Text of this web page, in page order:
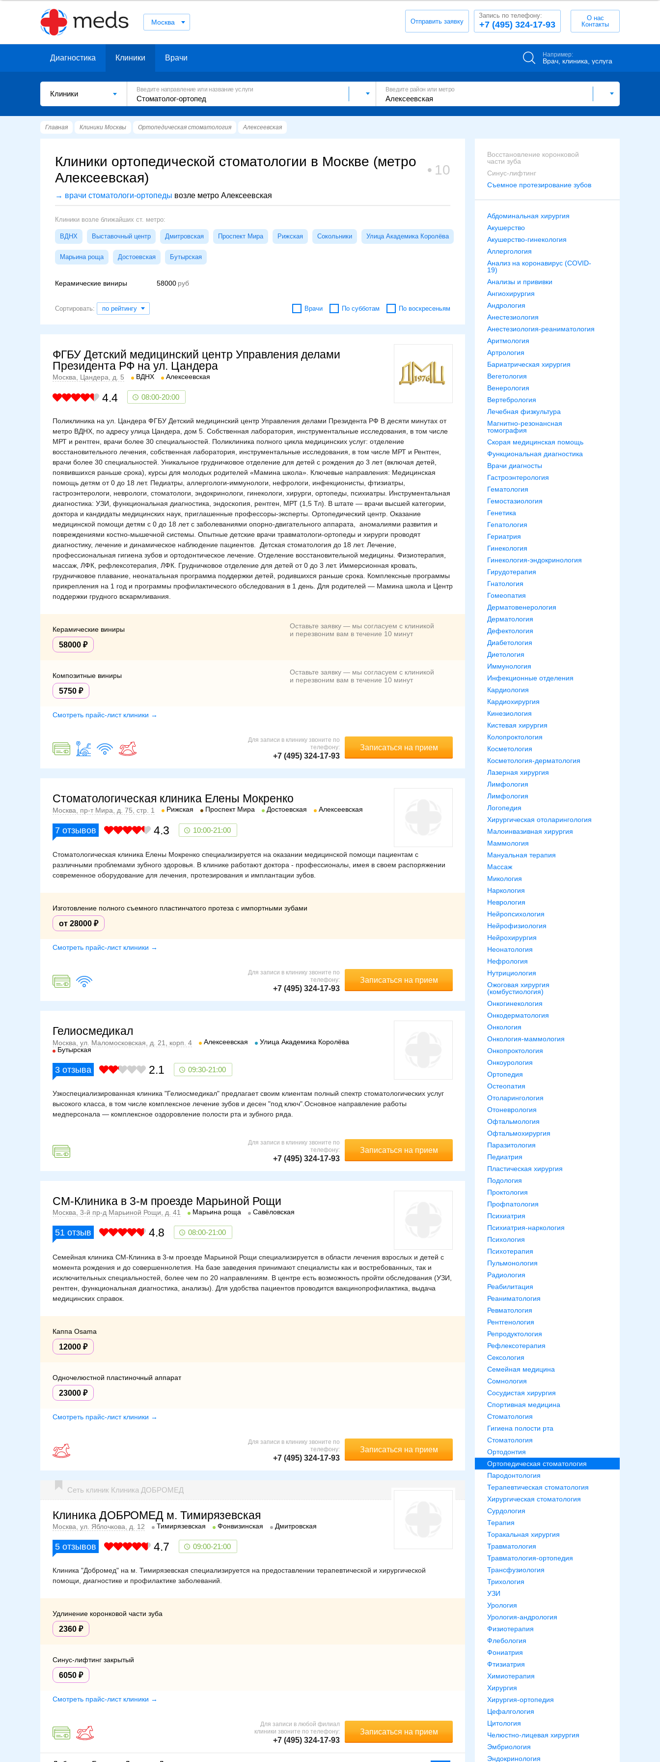
Москва Отправить заявку +7 (495) 324-17-93
Запись по телефону:
О нас
Контакты
Диагностика Клиники Врачи Например:
Врач, клиника, услуга
Клиники
Введите направление или название услуги Введите район или метро
Главная Клиники Москвы Ортопедическая стоматология Алексеевская
Клиники ортопедической стоматологии в Москве (метро
Алексеевская)
10
→ врачи стоматологи-ортопеды возле метро Алексеевская
Клиники возле ближайших ст. метро:
ВДНХ Выставочный центр Дмитровская Проспект Мира Рижская Сокольники Улица Академика Королёва
Марьина роща Достоевская Бутырская
Керамические виниры 58000
Сортировать: по рейтингу Врачи По субботам По воскресеньям
ФГБУ Детский медицинский центр Управления делами
Президента РФ на ул. Цандера
Москва, Цандера, д. 5 ВДНХ Алексеевская
4.4 08:00-20:00
Поликлиника на ул. Цандера ФГБУ Детский медицинский центр Управления делами Президента РФ В десяти минутах от
метро ВДНХ, по адресу улица Цандера, дом 5. Собственная лаборатория, инструментальные исследования, в том числе
МРТ и рентген, врачи более 30 специальностей. Поликлиника полного цикла медицинских услуг: отделение
восстановительного лечения, собственная лаборатория, инструментальные исследования, в том числе МРТ и Рентген,
врачи более 30 специальностей. Уникальное грудничковое отделение для детей с рождения до 3 лет (включая детей,
появившихся раньше срока), курсы для молодых родителей «Мамина школа». Ключевые направления: Медицинская
помощь детям от 0 до 18 лет. Педиатры, аллергологи-иммунологи, нефрологи, инфекционисты, фтизиатры,
гастроэнтерологи, неврологи, стоматологи, эндокринологи, гинекологи, хирурги, ортопеды, психиатры. Инструментальная
диагностика: УЗИ, функциональная диагностика, эндоскопия, рентген, МРТ (1,5 Тл). В штате — врачи высшей категории,
доктора и кандидаты медицинских наук, приглашенные профессоры-эксперты. Ортопедический центр. Оказание
медицинской помощи детям с 0 до 18 лет с заболеваниями опорно-двигательного аппарата, аномалиями развития и
повреждениями костно-мышечной системы. Опытные детские врачи травматологи-ортопеды и хирурги проводят
диагностику, лечение и динамическое наблюдение пациентов. Детская стоматология до 18 лет. Лечение,
профессиональная гигиена зубов и ортодонтическое лечение. Отделение восстановительной медицины. Физиотерапия,
массаж, ЛФК, рефлексотерапия, ЛФК. Грудничковое отделение для детей от 0 до 3 лет. Иммерсионная кровать,
грудничковое плавание, неонатальная программа поддержки детей, родившихся раньше срока. Комплексные программы
прикрепления на 1 год и программы профилактического обследования в 1 день. Для родителей — Мамина школа и Центр
поддержки грудного вскармливания.
Керамические виниры
58000
Оставьте заявку — мы согласуем с клиникой
и перезвоним вам в течение 10 минут
Композитные виниры
5750
Оставьте заявку — мы согласуем с клиникой
и перезвоним вам в течение 10 минут
Смотреть прайс-лист клиники →
Записаться на прием
Для записи в клинику звоните по
телефону:
+7 (495) 324-17-93
Стоматологическая клиника Елены Мокренко
Москва, пр-т Мира, д. 75, стр. 1 Рижская Проспект Мира Достоевская Алексеевская
7 отзывов 4.3 10:00-21:00
Стоматологическая клиника Елены Мокренко специализируется на оказании медицинской помощи пациентам с
различными проблемами зубного здоровья. В клинике работают доктора - профессионалы, имея в своем распоряжении
современное оборудование для лечения, протезирования и имплантации зубов.
Изготовление полного съемного пластинчатого протеза с импортными зубами
от 28000
Смотреть прайс-лист клиники →
Записаться на прием
Для записи в клинику звоните по
телефону:
+7 (495) 324-17-93
Гелиосмедикал
Москва, ул. Маломосковская, д. 21, корп. 4 Алексеевская
Улица Академика Королёва
Бутырская
3 отзыва 2.1 09:30-21:00
Узкоспециализированная клиника "Гелиосмедикал" предлагает своим клиентам полный спектр стоматологических услуг
высокого класса, в том числе комплексное лечение зубов и десен "под ключ".Основное направление работы
медперсонала — комплексное оздоровление полости рта и зубного ряда.
Записаться на прием
Для записи в клинику звоните по
телефону:
+7 (495) 324-17-93
СМ-Клиника в 3-м проезде Марьиной Рощи
Москва, 3-й пр-д Марьиной Рощи, д. 41 Марьина роща Савёловская
51 отзыв 4.8 08:00-21:00
Семейная клиника СМ-Клиника в 3-м проезде Марьиной Рощи специализируется в области лечения взрослых и детей с
момента рождения и до совершеннолетия. На базе заведения принимают специалисты как и востребованных, так и
исключительных специальностей, более чем по 20 направлениям. В центре есть возможность пройти обследования (УЗИ,
рентген, функциональная диагностика, анализы). Для удобства пациентов проводится вакцинопрофилактика, выдача
медицинских справок.
Каппа Osama
12000
Одночелюстной пластиночный аппарат
23000
Смотреть прайс-лист клиники →
Записаться на прием
Для записи в клинику звоните по
телефону:
+7 (495) 324-17-93
Сеть клиник Клиника ДОБРОМЕД
Клиника ДОБРОМЕД м. Тимирязевская
Москва, ул. Яблочкова, д. 12 Тимирязевская Фонвизинская Дмитровская
5 отзывов 4.7 09:00-21:00
Клиника "Добромед" на м. Тимирязевская специализируется на предоставлении терапевтической и хирургической
помощи, диагностике и профилактике заболеваний.
Удлинение коронковой части зуба
2360
Синус-лифтинг закрытый
6050
Смотреть прайс-лист клиники →
Записаться на прием
Для записи в любой филиал
клиники звоните по телефону:
+7 (495) 324-17-93
Восстановление коронковой
части зуба
Синус-лифтинг
Съемное протезирование зубов
Абдоминальная хирургия
Акушерство
Акушерство-гинекология
Аллергология
Анализ на коронавирус (COVID-
19)
Анализы и прививки
Ангиохирургия
Андрология
Анестезиология
Анестезиология-реаниматология
Аритмология
Артрология
Бариатрическая хирургия
Вегетология
Венерология
Вертебрология
Лечебная физкультура
Магнитно-резонансная
томография
Скорая медицинская помощь
Функциональная диагностика
Врачи диагносты
Гастроэнтерология
Гематология
Гемостазиология
Генетика
Гепатология
Гериатрия
Гинекология
Гинекология-эндокринология
Гирудотерапия
Гнатология
Гомеопатия
Дерматовенерология
Дерматология
Дефектология
Диабетология
Диетология
Иммунология
Инфекционные отделения
Кардиология
Кардиохирургия
Кинезиология
Кистевая хирургия
Колопроктология
Косметология
Косметология-дерматология
Лазерная хирургия
Лимфология
Лимфология
Логопедия
Хирургическая отоларингология
Малоинвазивная хирургия
Маммология
Мануальная терапия
Массаж
Микология
Наркология
Неврология
Нейропсихология
Нейрофизиология
Нейрохирургия
Неонатология
Нефрология
Нутрициология
Ожоговая хирургия
(комбустиология)
Онкогинекология
Онкодерматология
Онкология
Онкология-маммология
Онкопроктология
Онкоурология
Ортопедия
Остеопатия
Отоларингология
Отоневрология
Офтальмология
Офтальмохирургия
Паразитология
Педиатрия
Пластическая хирургия
Подология
Проктология
Профпатология
Психиатрия
Психиатрия-наркология
Психология
Психотерапия
Пульмонология
Радиология
Реабилитация
Реаниматология
Ревматология
Рентгенология
Репродуктология
Рефлексотерапия
Сексология
Семейная медицина
Сомнология
Сосудистая хирургия
Спортивная медицина
Стоматология
Гигиена полости рта
Стоматология
Ортодонтия
Ортопедическая стоматология
Пародонтология
Терапевтическая стоматология
Хирургическая стоматология
Сурдология
Терапия
Торакальная хирургия
Травматология
Травматология-ортопедия
Трансфузиология
Трихология
УЗИ
Урология
Урология-андрология
Физиотерапия
Флебология
Фониатрия
Фтизиатрия
Химиотерапия
Хирургия
Хирургия-ортопедия
Цефалгология
Цитология
Челюстно-лицевая хирургия
Эмбриология
Эндокринология